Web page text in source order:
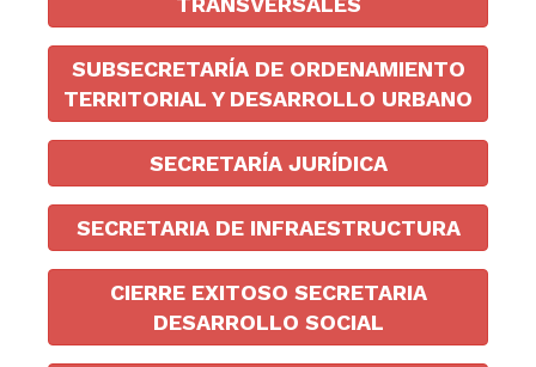
SUBSECRETARÍA DE ORDENAMIENTO
TERRITORIAL Y DESARROLLO URBANO
SECRETARÍA JURÍDICA
SECRETARIA DE INFRAESTRUCTURA
CIERRE EXITOSO SECRETARIA
DESARROLLO SOCIAL